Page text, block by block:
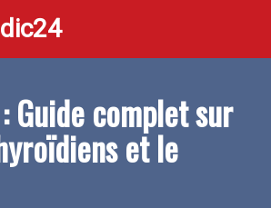
Guide complet sur
et le